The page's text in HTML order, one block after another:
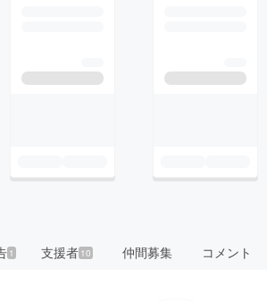
1 支援者 10 仲間募集 コメント